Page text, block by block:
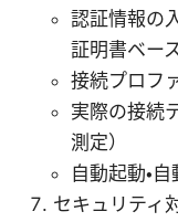
認証情報の
証明書ベース
接続プロフ
実際の接続
測定）
自動起動・
セキュリティ